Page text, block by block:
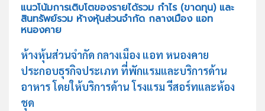
แนวโน้มการเติบโตของรายได้รวม กำไร (ขาดทุน) และ
สินทรัพย์รวม ห้างหุ้นส่วนจำกัด กลางเมือง แอท
หนองคาย
ห้างหุ้นส่วนจำกัด กลางเมือง แอท หนองคาย
ประกอบธุรกิจประเภท ที่พักแรมและบริการด้าน
อาหาร โดยให้บริการด้าน โรงแรม รีสอร์ทและห้อง
ชุด